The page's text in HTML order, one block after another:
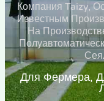
Компания Taizy,
Известным
На
Для Фермера,